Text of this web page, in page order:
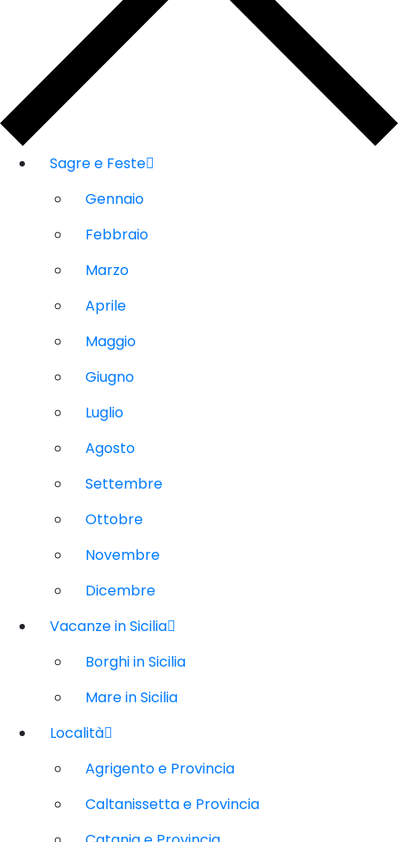
Sagre e Feste
Gennaio
Febbraio
Marzo
Aprile
Maggio
Giugno
Luglio
Agosto
Settembre
Ottobre
Novembre
Dicembre
Vacanze in Sicilia
Borghi in Sicilia
Mare in Sicilia
Località
Agrigento e Provincia
Caltanissetta e Provincia